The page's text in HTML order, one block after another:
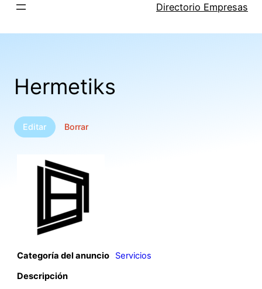
Saltar
Directorio Empresas
Hermetiks
Editar Borrar
Categoría del anuncio
Servicios
Descripción